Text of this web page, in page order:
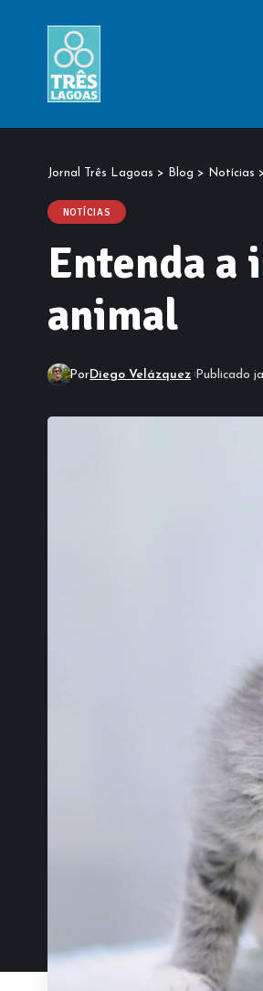
Jornal Três Lagoas > Blog > Notícias
NOTÍCIAS
Entenda a
animal
PorDiego Velázquez Publicado